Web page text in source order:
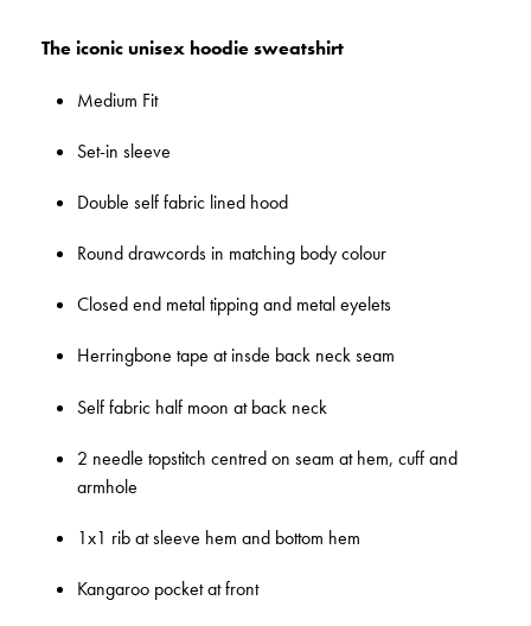
The iconic unisex hoodie sweatshirt
Medium Fit
Set-in sleeve
Double self fabric lined hood
Round drawcords in matching body colour
Closed end metal tipping and metal eyelets
Herringbone tape at insde back neck seam
Self fabric half moon at back neck
2 needle topstitch centred on seam at hem, cuff and
armhole
1x1 rib at sleeve hem and bottom hem
Kangaroo pocket at front